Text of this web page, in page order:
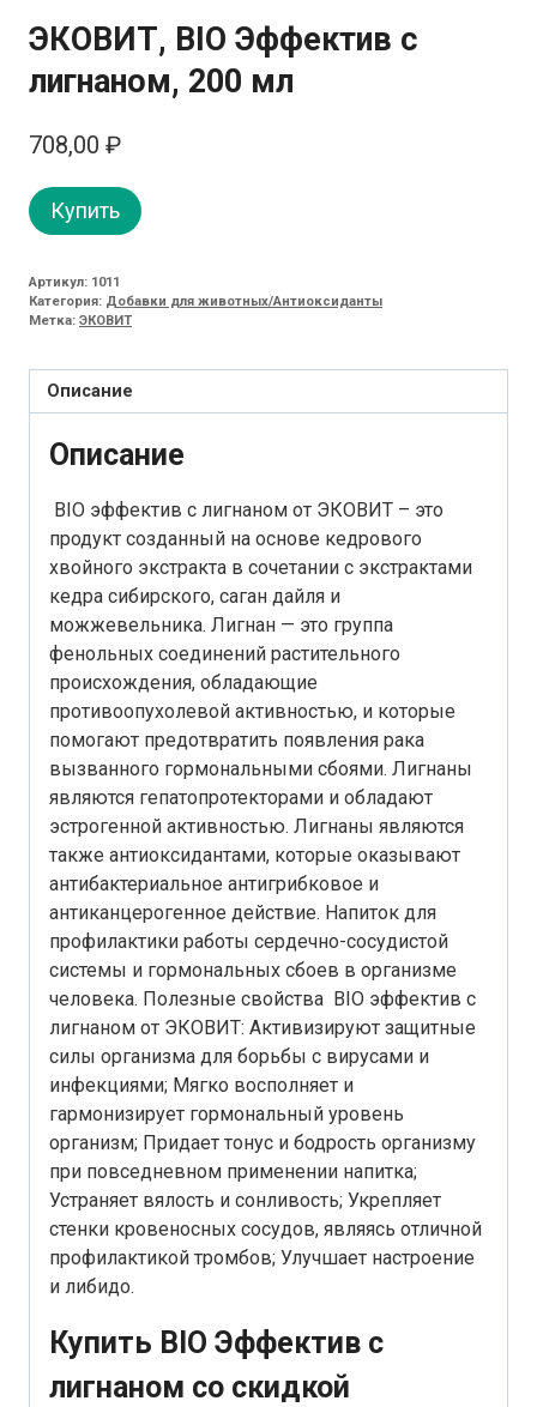
ЭКОВИТ, BIO Эффектив с
лигнаном, 200 мл
708,00 ₽
Купить
Артикул: 1011
Категория: Добавки для животных/Антиоксиданты
Метка: ЭКОВИТ
Описание
Описание
BIO эффектив с лигнаном от ЭКОВИТ – это
продукт созданный на основе кедрового
хвойного экстракта в сочетании с экстрактами
кедра сибирского, саган дайля и
можжевельника. Лигнан — это группа
фенольных соединений растительного
происхождения, обладающие
противоопухолевой активностью, и которые
помогают предотвратить появления рака
вызванного гормональными сбоями. Лигнаны
являются гепатопротекторами и обладают
эстрогенной активностью. Лигнаны являются
также антиоксидантами, которые оказывают
антибактериальное антигрибковое и
антиканцерогенное действие. Напиток для
профилактики работы сердечно-сосудистой
системы и гормональных сбоев в организме
человека. Полезные свойства BIO эффектив с
лигнаном от ЭКОВИТ: Активизируют защитные
силы организма для борьбы с вирусами и
инфекциями; Мягко восполняет и
гармонизирует гормональный уровень
организм; Придает тонус и бодрость организму
при повседневном применении напитка;
Устраняет вялость и сонливость; Укрепляет
стенки кровеносных сосудов, являясь отличной
профилактикой тромбов; Улучшает настроение
и либидо.
Купить BIO Эффектив с
лигнаном со скидкой